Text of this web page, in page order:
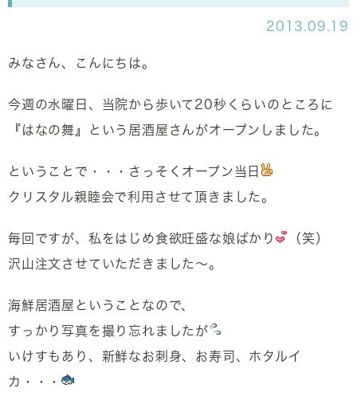
2013.09.19
みなさん、こんにちは。
今週の水曜日、当院から歩いて20秒くらいのところに
『はなの舞』という居酒屋さんがオープンしました。
ということで・・・さっそくオープン当日
クリスタル親睦会で利用させて頂きました。
毎回ですが、私をはじめ食欲旺盛な娘ばかり
（笑）
沢山注文させていただきました～。
海鮮居酒屋ということなので、
すっかり写真を撮り忘れましたが
いけすもあり、新鮮なお刺身、お寿司、ホタルイ
カ・・・